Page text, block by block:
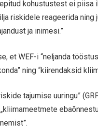
kohustustest ei
riskidele reageerida ning
ja inimesi.”
et WEF-i “neljanda
ning “kiirendaksid
tajumise uuringu”